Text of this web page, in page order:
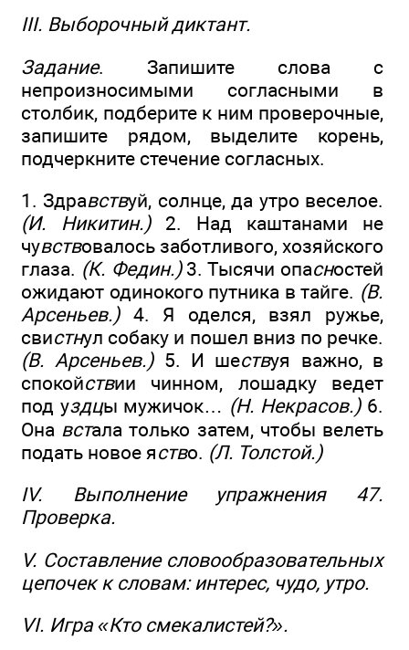
III. Выборочный диктант.
Задание. Запишите слова с
непроизносимыми согласными в
столбик, подберите к ним проверочные,
запишите рядом, выделите корень,
подчеркните стечение согласных.
1. Здравствуй, солнце, да утро веселое.
(И. Никитин.)2. Над каштанами не
чувствовалось заботливого, хозяйского
глаза. (К. Федин.)3. Тысячи опасностей
ожидают одинокого путника в тайге. (В.
Арсеньев.)4. Я оделся, взял ружье,
свистнул собаку и пошел вниз по речке.
(В. Арсеньев.)5. И шествуя важно, в
спокойствии чинном, лошадку ведет
под уздцы мужичок… (Н. Некрасов.)6.
Она встала только затем, чтобы велеть
подать новое яство. (Л. Толстой.)
IV. Выполнение упражнения 47.
Проверка.
V. Составление словообразовательных
цепочек к словам: интерес, чудо, утро.
VI. Игра «Кто смекалистей?».